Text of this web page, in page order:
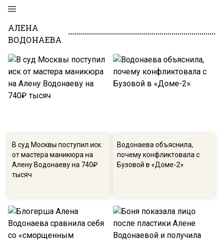
АЛЕНА
ВОДОНАЕВА
В суд Москвы поступил иск
от мастера маникюра на
Алену Водонаеву на 740₽
тысяч
Водонаева объяснила,
почему конфликтовала с
Бузовой в «Доме-2»